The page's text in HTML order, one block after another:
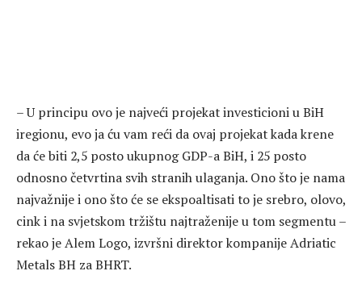
– U principu ovo je najveći projekat investicioni u BiH
iregionu, evo ja ću vam reći da ovaj projekat kada krene
da će biti 2,5 posto ukupnog GDP-a BiH, i 25 posto
odnosno četvrtina svih stranih ulaganja. Ono što je nama
najvažnije i ono što će se ekspoaltisati to je srebro, olovo,
cink i na svjetskom tržištu najtraženije u tom segmentu –
rekao je Alem Logo, izvršni direktor kompanije Adriatic
Metals BH za BHRT.